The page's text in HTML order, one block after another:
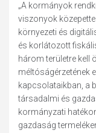
„A kormányok
viszonyok
környezeti és
és korlátozott
három területre kell
méltóságérzetének
kapcsolataikban, a
társadalmi és
kormányzati
gazdaság